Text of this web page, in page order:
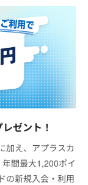
ゼント！
加え、アプラスカ
間最大1,200ポイ
の新規入会・利用